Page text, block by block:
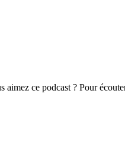
ce podcast ? Pour